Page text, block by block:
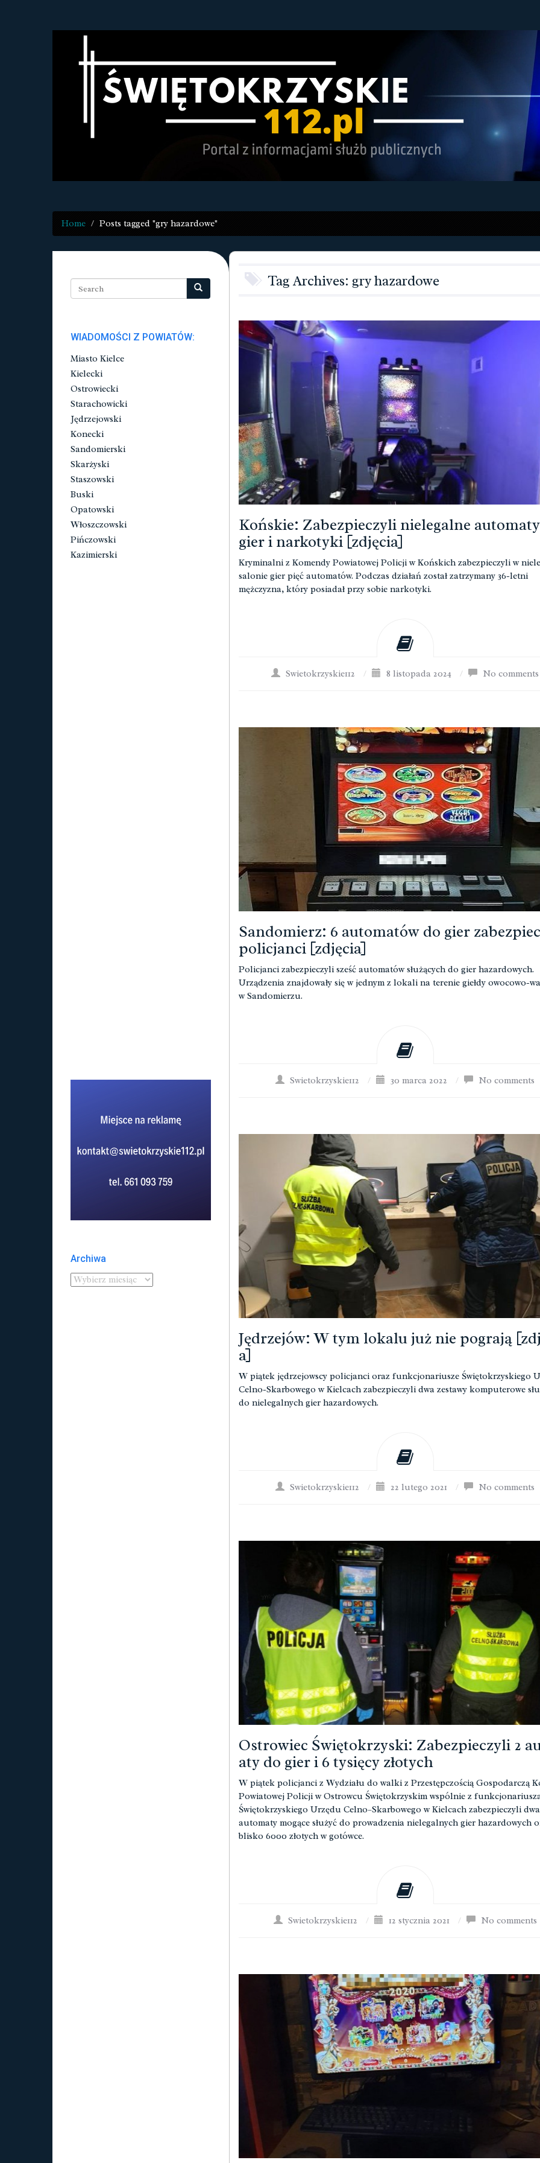
Home Posts tagged "gry hazardowe"
Tag Archives: gry hazardowe
Końskie: Zabezpieczyli nielegalne
gier i narkotyki [zdjęcia]
Kryminalni z Komendy Powiatowej Policji w Końskich zabezpieczyli w
salonie gier pięć automatów. Podczas działań został zatrzymany 36-letni
mężczyzna, który posiadał przy sobie narkotyki.
Swietokrzyskie112 / 8 listopada 2024 / No comments
Sandomierz: 6 automatów do gier
policjanci [zdjęcia]
Policjanci zabezpieczyli sześć automatów służących do gier hazardowych.
Urządzenia znajdowały się w jednym z lokali na terenie giełdy owocowo-
w Sandomierzu.
Swietokrzyskie112 / 30 marca 2022 / No comments
Jędrzejów: W tym lokalu już nie pograją
a]
W piątek jędrzejowscy policjanci oraz funkcjonariusze Świętokrzyskiego
Celno-Skarbowego w Kielcach zabezpieczyli dwa zestawy komputerowe
do nielegalnych gier hazardowych.
Swietokrzyskie112 / 22 lutego 2021 / No comments
Ostrowiec Świętokrzyski: Zabezpieczyli 2
aty do gier i 6 tysięcy złotych
W piątek policjanci z Wydziału do walki z Przestępczością Gospodarczą
Powiatowej Policji w Ostrowcu Świętokrzyskim wspólnie z
Świętokrzyskiego Urzędu Celno–Skarbowego w Kielcach zabezpieczyli dwa
automaty mogące służyć do prowadzenia nielegalnych gier hazardowych
blisko 6000 złotych w gotówce.
Swietokrzyskie112 / 12 stycznia 2021 / No comments
WIADOMOŚCI Z POWIATÓW:
Miasto Kielce
Kielecki
Ostrowiecki
Starachowicki
Jędrzejowski
Konecki
Sandomierski
Skarżyski
Staszowski
Buski
Opatowski
Włoszczowski
Pińczowski
Kazimierski
Archiwa